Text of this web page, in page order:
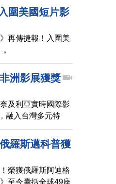
圍美國短片影
再傳捷報！入圍美
洲影展獲獎
及利亞實時國際影
融入台灣多元特
一座美國休士頓國
度在國際發光。
羅斯邁科普獲
榮獲俄羅斯阿迪格
至今囊括全球49座